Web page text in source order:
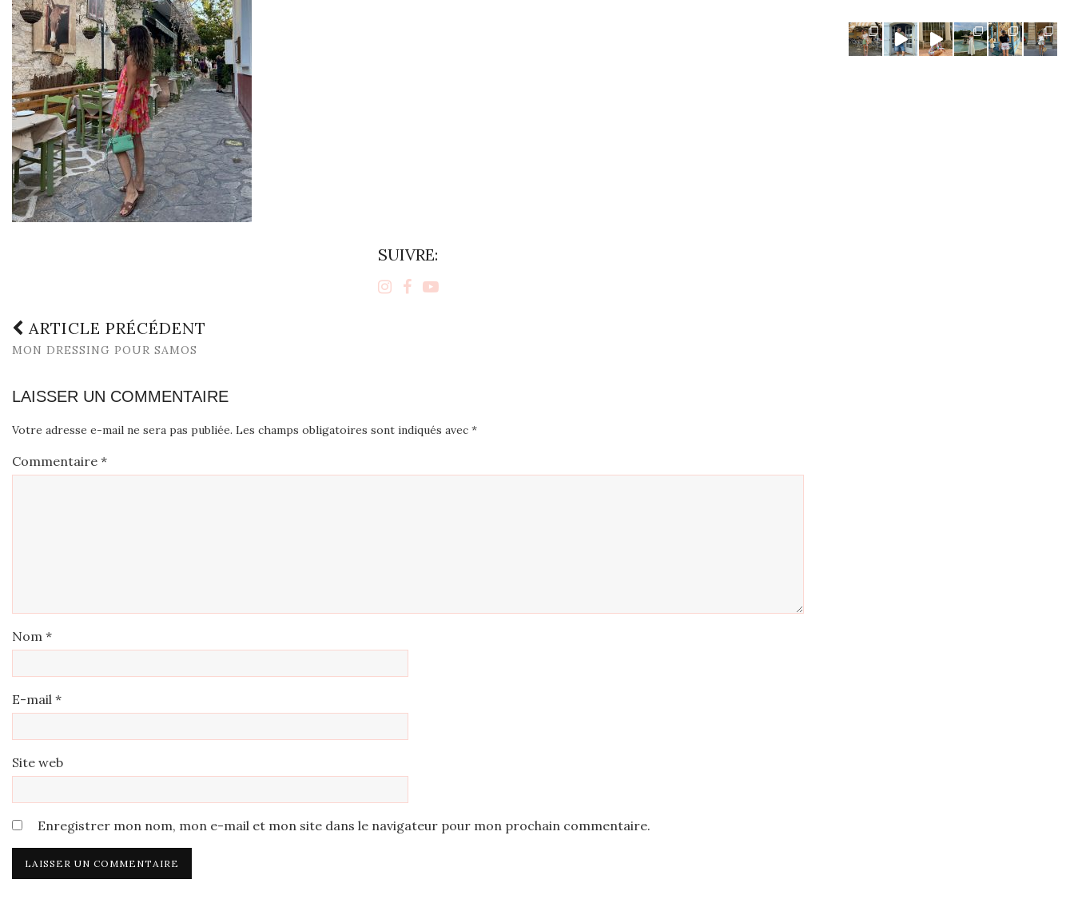
SUIVRE:
ARTICLE PRÉCÉDENT
MON DRESSING POUR SAMOS
LAISSER UN COMMENTAIRE
Votre adresse e-mail ne sera pas publiée. Les champs obligatoires sont indiqués avec *
Commentaire *
Nom *
E-mail *
Site web
Enregistrer mon nom, mon e-mail et mon site dans le navigateur pour mon prochain commentaire.